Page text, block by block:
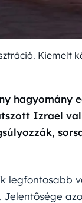
Kiemelt
hagyomány
Izrael
legfontosabb